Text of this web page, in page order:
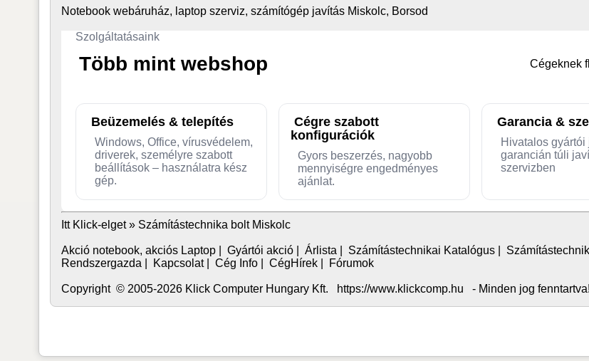
Notebook webáruház, laptop szerviz, számítógép javítás Miskolc, Borsod
Szolgáltatásaink
Több mint webshop Cégeknek
Beüzemelés & telepítés
Windows, Office, vírusvédelem,
driverek, személyre szabott
beállítások – használatra kész
gép.
Cégre szabott
konfigurációk
Gyors beszerzés, nagyobb
mennyiségre engedményes
ajánlat.
Garancia &
Hivatalos gyártói
garancián túli
szervizben
Itt Klick-elget » Számítástechnika bolt Miskolc
Akció notebook, akciós Laptop| Gyártói akció| Árlista Számítástechnikai Katalógus|
Rendszergazda
Kapcsolat| Cég Info| CégHírek| Fórumok
Copyright © 2005-2026 Klick Computer Hungary Kft. https://www.klickcomp.hu - Minden jog fenntartva!